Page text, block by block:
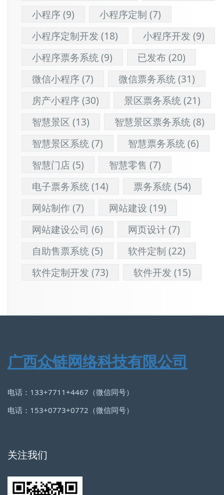
小程序(9) 小程序定制 (7)
小程序定制开发 (18) 小程序开发 (9)
小程序票务系统(9) 已发布(20)
微信小程序(7) 微信票务系统(31)
房产小程序(30) 景区票务系统(21)
智慧景区 (13) 智慧景区票务系统(8)
智慧景区系统(7) 智慧票务系统(6)
智慧门店(5) 智慧零售 (7)
电子票务系统(14) 票务系统(54)
网站制作(7) 网站建设 (19)
网站建设公司 (6) 网页设计(7)
自助售票系统(5) 软件定制 (22)
软件定制开发 (73) 软件开发 (15)
广西众链网络科技有限公司
电话：133+7711+4467（微信同号）
电话：153+0773+0772（微信同号）
关注我们